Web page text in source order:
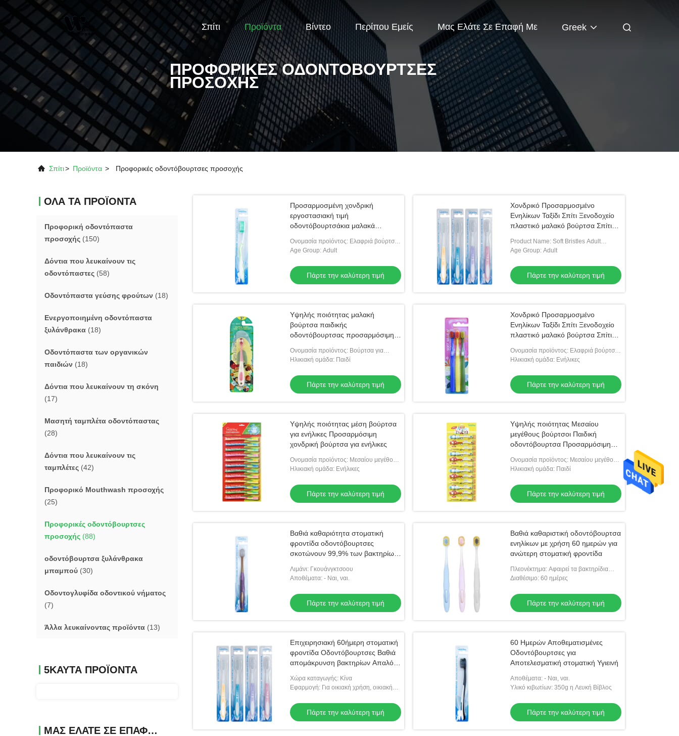
Σπίτι Προϊόντα Βίντεο Περίπου Εμείς Μας Ελάτε Σε Επαφή Με Greek
ΠΡΟΦΟΡΙΚΈΣ ΟΔΟΝΤΌΒΟΥΡΤΣΕΣ
ΠΡΟΣΟΧΉΣ
Σπίτι> Προϊόντα > Προφορικές οδοντόβουρτσες προσοχής
ΌΛΑ ΤΑ ΠΡΟΪΌΝΤΑ
Προφορική οδοντόπαστα
προσοχής (150)
Δόντια που λευκαίνουν τις
οδοντόπαστες (58)
Οδοντόπαστα γεύσης φρούτων (18)
Ενεργοποιημένη οδοντόπαστα
ξυλάνθρακα (18)
Οδοντόπαστα των οργανικών
παιδιών (18)
Δόντια που λευκαίνουν τη σκόνη
(17)
Μασητή ταμπλέτα οδοντόπαστας
(28)
Δόντια που λευκαίνουν τις
ταμπλέτες (42)
Προφορικό Mouthwash προσοχής
(25)
Προφορικές οδοντόβουρτσες
προσοχής (88)
οδοντόβουρτσα ξυλάνθρακα
μπαμπού (30)
Οδοντογλυφίδα οδοντικού νήματος
(7)
Άλλα λευκαίνοντας προϊόντα (13)
5ΚΑΥΤΑ ΠΡΟΪΟΝΤΑ
ΜΑΣ ΕΛΆΤΕ ΣΕ ΕΠΑΦΉ ΜΕ
Προσαρμοσμένη χονδρική
εργοστασιακή τιμή
οδοντόβουρτσάκια μαλακά
για ενήλικες οδοντόβουρτσα
Ονομασία προϊόντος: Ελαφριά βούρτσα
για ενήλικες
Age Group: Adult
Πάρτε την καλύτερη τιμή
Χονδρικό Προσαρμοσμένο
Ενηλίκων Ταξίδι Σπίτι Ξενοδοχείο
πλαστικό μαλακό βούρτσα Σπίτι
φουσκωτή κάρτα
Product Name: Soft Bristles Adult
Toothbrush
Age Group: Adult
Πάρτε την καλύτερη τιμή
Υψηλής ποιότητας μαλακή
βούρτσα παιδικής
οδοντόβουρτσας προσαρμόσιμη
Ονομασία προϊόντος: Βούρτσα για
δόντια για παιδιά με μαλακό βούρκο
Ηλικιακή ομάδα: Παιδί
Πάρτε την καλύτερη τιμή
Χονδρικό Προσαρμοσμένο
Ενηλίκων Ταξίδι Σπίτι Ξενοδοχείο
πλαστικό μαλακό βούρτσα Σπίτι
φουσκωτή κάρτα
Ονομασία προϊόντος: Ελαφριά βούρτσα
για ενήλικες
Ηλικιακή ομάδα: Ενήλικες
Πάρτε την καλύτερη τιμή
Υψηλής ποιότητας μέση βούρτσα
για ενήλικες Προσαρμόσιμη
χονδρική βούρτσα για ενήλικες
Ονομασία προϊόντος: Μεσαίου μεγέθους
οδοντόβουρτσα ενηλίκων
Ηλικιακή ομάδα: Ενήλικες
Πάρτε την καλύτερη τιμή
Υψηλής ποιότητας Μεσαίου
μεγέθους βούρτσοι Παιδική
οδοντόβουρτσα Προσαρμόσιμη
παιδιά
Ονομασία προϊόντος: Μεσαίου μεγέθους
οδοντόβουρτσάκια για παιδιά
Ηλικιακή ομάδα: Παιδί
Πάρτε την καλύτερη τιμή
Βαθιά καθαριότητα στοματική
φροντίδα οδοντόβουρτσες
σκοτώνουν 99,9% των βακτηρίων
Λιμάνι: Γκουάνγκτσοου
Αποθέματα: - Ναι, ναι.
Πάρτε την καλύτερη τιμή
Βαθιά καθαριστική οδοντόβουρτσα
ενηλίκων με χρήση 60 ημερών για
ανώτερη στοματική φροντίδα
Πλεονέκτημα: Αφαιρεί τα βακτηρίδια
βαθιά
Διαθέσιμο: 60 ημέρες
Πάρτε την καλύτερη τιμή
Επιχειρησιακή 60ήμερη στοματική
φροντίδα Οδοντόβουρτσες Βαθιά
απομάκρυνση βακτηρίων Απαλό
Χώρα καταγωγής: Κίνα
Εφαρμογή: Για οικιακή χρήση, οικιακή
Πάρτε την καλύτερη τιμή
60 Ημερών Αποθεματισμένες
Οδοντόβουρτσες για
Αποτελεσματική στοματική Υγιεινή
Αποθέματα: - Ναι, ναι.
Υλικό κιβωτίων: 350g η Λευκή Βίβλος
Πάρτε την καλύτερη τιμή